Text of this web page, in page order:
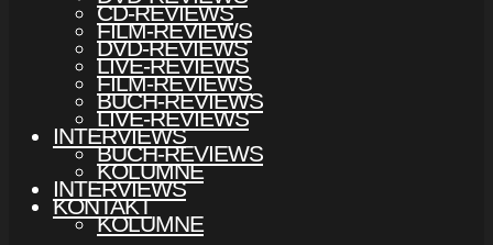
FILM-REVIEWS
LIVE-REVIEWS
BUCH-REVIEWS
INTERVIEWS
KOLUMNE
KONTAKT
CD-REVIEWS
DVD-REVIEWS
FILM-REVIEWS
LIVE-REVIEWS
BUCH-REVIEWS
INTERVIEWS
KOLUMNE